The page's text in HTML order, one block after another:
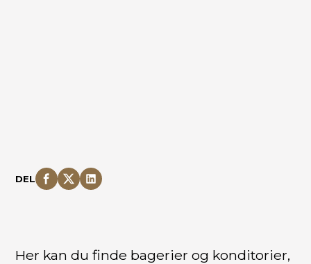
DEL
Her kan du finde bagerier og konditorier,